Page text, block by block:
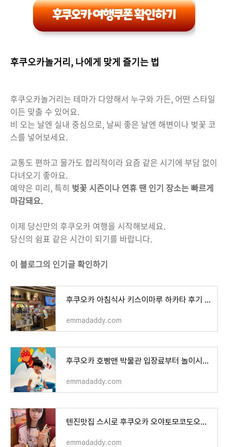
후쿠오카놀거리, 나에게 맞게 즐기는 법
후쿠오카놀거리는 테마가 다양해서 누구와 가든, 어떤 스타일
이든 맞출 수 있어요.
비 오는 날엔 실내 중심으로, 날씨 좋은 날엔 해변이나 벚꽃 코
스를 넣어보세요.
교통도 편하고 물가도 합리적이라 요즘 같은 시기에 부담 없이
다녀오기 좋아요.
예약은 미리, 특히 벚꽃 시즌이나 연휴 땐 인기 장소는 빠르게
마감돼요.
이제 당신만의 후쿠오카 여행을 시작해보세요.
당신의 쉼표 같은 시간이 되기를 바랍니다.
이 블로그의 인기글 확인하기
후쿠오카 아침식사 키스이마루 하카타 후기 메뉴 알아보기
emmadaddy.com
후쿠오카 호빵맨 박물관 입장료부터 놀이시설까지 완벽한 소개
emmadaddy.com
텐진맛집 스시로 후쿠오카 오야토모코도오리점 예약 메뉴 후기 등 총정리
emmadaddy.com